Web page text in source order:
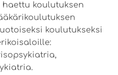
koulutuksen
koulutukseksi